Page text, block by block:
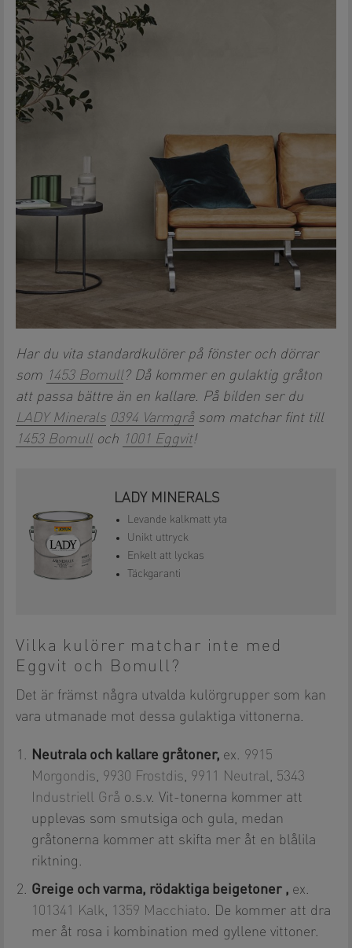
Har du vita standardkulörer på fönster och dörrar
som 1453 Bomull ? Då kommer en gulaktig gråton
att passa bättre än en kallare. På bilden ser du
LADY Minerals 0394 Varmgrå som matchar fint till
1453 Bomull och 1001 Eggvit!
LADY MINERALS
Levande kalkmatt yta
Unikt uttryck
Enkelt att lyckas
Täckgaranti
Vilka kulörer matchar inte med
Eggvit och Bomull?
Det är främst några utvalda kulörgrupper som kan
vara utmanade mot dessa gulaktiga vittonerna.
Neutrala och kallare gråtoner, ex. 9915
Morgondis, 9930 Frostdis, 9911 Neutral, 5343
Industriell Grå o.s.v. Vit-tonerna kommer att
upplevas som smutsiga och gula, medan
gråtonerna kommer att skifta mer åt en blålila
riktning.
Greige och varma, rödaktiga beigetoner , ex.
101341 Kalk, 1359 Macchiato. De kommer att dra
mer åt rosa i kombination med gyllene vittoner.